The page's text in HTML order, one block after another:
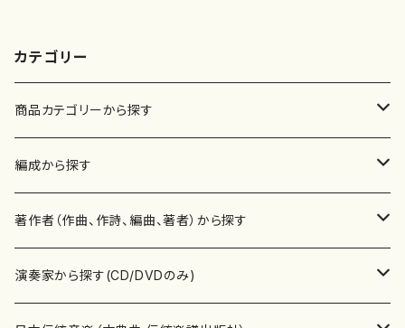
カテゴリー
商品カテゴリーから探す
楽譜
書籍
書籍
テキストブック
CD・DVD
編成から探す
邦楽器
箏・琴（ソロ）
箏・琴（合奏）
合唱
著作者（作曲、作詩、編曲、著者）から探す
あ行
演奏家から探す(CD/DVDのみ)